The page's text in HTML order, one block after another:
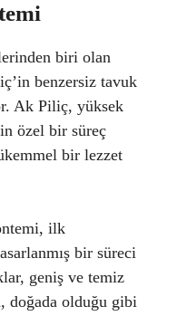
biri olan
benzersiz tavuk
Ak Piliç, yüksek
özel bir süreç
bir lezzet
ilk
bir süreci
geniş ve temiz
doğada olduğu gibi